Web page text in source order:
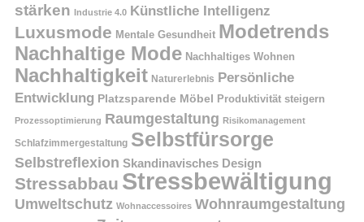
stärken Industrie 4.0 Künstliche Intelligenz
Luxusmode Mentale Gesundheit Modetrends
Nachhaltige Mode Nachhaltiges Wohnen
Nachhaltigkeit Naturerlebnis Persönliche
Entwicklung Platzsparende Möbel Produktivität steigern
Prozessoptimierung Raumgestaltung Risikomanagement
Schlafzimmergestaltung Selbstfürsorge
Selbstreflexion Skandinavisches Design
Stressabbau Stressbewältigung
Umweltschutz Wohnaccessoires Wohnraumgestaltung